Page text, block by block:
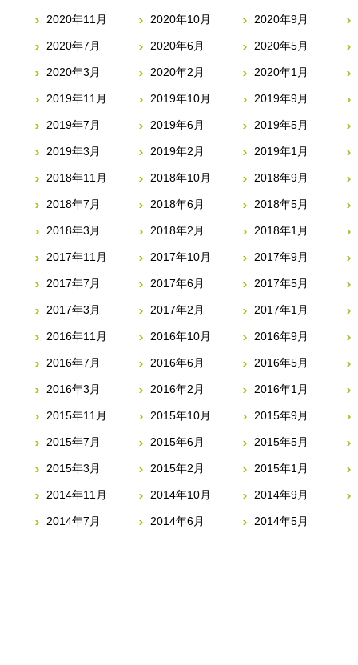
2020年11月 2020年10月 2020年9月
2020年7月 2020年6月 2020年5月
2020年3月 2020年2月 2020年1月
2019年11月 2019年10月 2019年9月
2019年7月 2019年6月 2019年5月
2019年3月 2019年2月 2019年1月
2018年11月 2018年10月 2018年9月
2018年7月 2018年6月 2018年5月
2018年3月 2018年2月 2018年1月
2017年11月 2017年10月 2017年9月
2017年7月 2017年6月 2017年5月
2017年3月 2017年2月 2017年1月
2016年11月 2016年10月 2016年9月
2016年7月 2016年6月 2016年5月
2016年3月 2016年2月 2016年1月
2015年11月 2015年10月 2015年9月
2015年7月 2015年6月 2015年5月
2015年3月 2015年2月 2015年1月
2014年11月 2014年10月 2014年9月
2014年7月 2014年6月 2014年5月